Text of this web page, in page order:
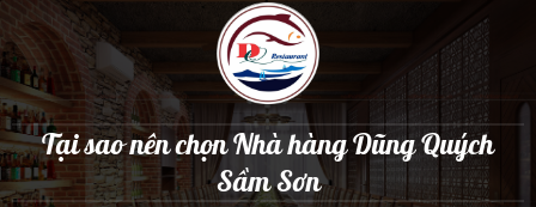
Tại sao nên chọn Nhà hàng Dũng Quých
Sầm Sơn